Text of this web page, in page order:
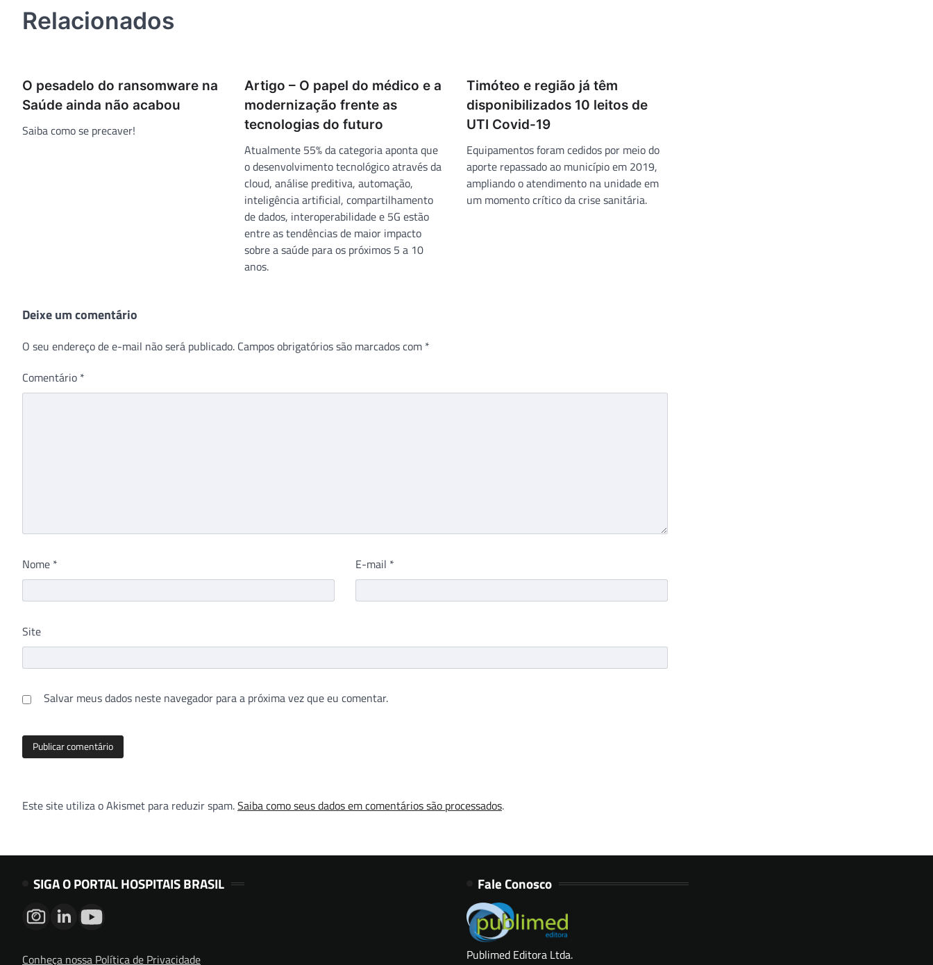
Relacionados
O pesadelo do ransomware na
Saúde ainda não acabou
Saiba como se precaver!
Artigo – O papel do médico e a
modernização frente as
tecnologias do futuro
Atualmente 55% da categoria aponta que
o desenvolvimento tecnológico através da
cloud, análise preditiva, automação,
inteligência artificial, compartilhamento
de dados, interoperabilidade e 5G estão
entre as tendências de maior impacto
sobre a saúde para os próximos 5 a 10
anos.
Timóteo e região já têm
disponibilizados 10 leitos de
UTI Covid-19
Equipamentos foram cedidos por meio do
aporte repassado ao município em 2019,
ampliando o atendimento na unidade em
um momento crítico da crise sanitária.
Deixe um comentário
O seu endereço de e-mail não será publicado. Campos obrigatórios são marcados com *
Comentário *
Nome * E-mail *
Site
Salvar meus dados neste navegador para a próxima vez que eu comentar.
Este site utiliza o Akismet para reduzir spam.Saiba como seus dados em comentários são processados.
SIGA O PORTAL HOSPITAIS BRASIL
Conheça nossa Política de Privacidade
Fale Conosco
Publimed Editora Ltda.